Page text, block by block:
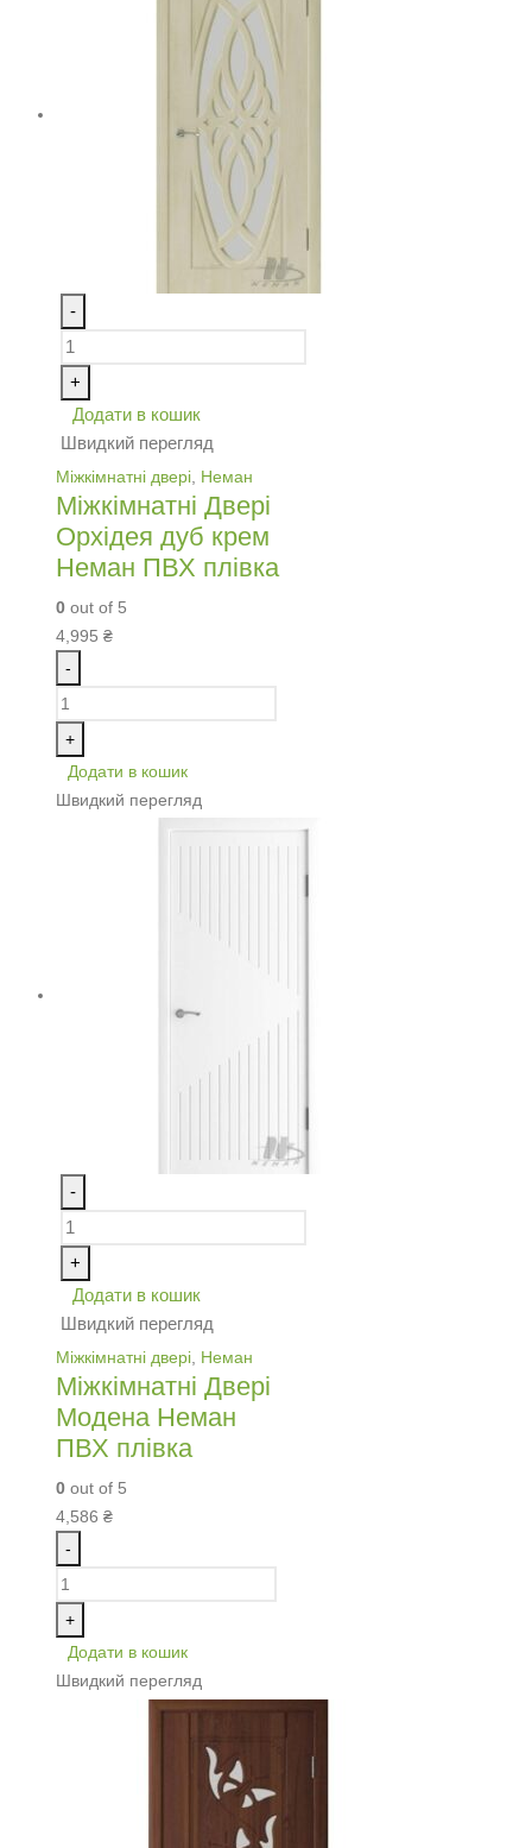
-
+
Додати в кошик
Швидкий перегляд
Міжкімнатні двері Неман
Міжкімнатні Двері
Орхідея дуб крем
Неман ПВХ плівка
0 out of 5
4,995 ₴
-
+
Додати в кошик
Швидкий перегляд
-
+
Додати в кошик
Швидкий перегляд
Міжкімнатні двері Неман
Міжкімнатні Двері
Модена Неман
ПВХ плівка
0 out of 5
4,586 ₴
-
+
Додати в кошик
Швидкий перегляд